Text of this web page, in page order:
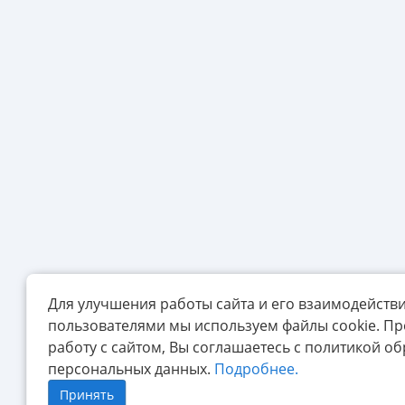
Для улучшения работы сайта и его
пользователями мы используем файлы cookie.
работу с сайтом, Вы соглашаетесь с политикой
персональных данных. Подробнее.
Принять